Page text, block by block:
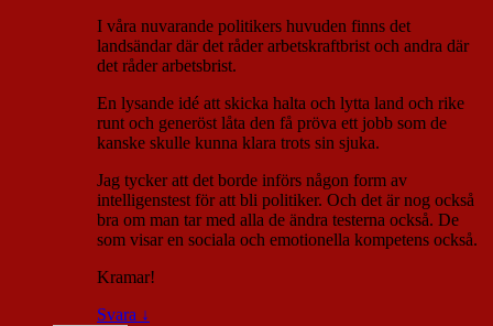
I våra nuvarande politikers huvuden finns det
landsändar där det råder arbetskraftbrist och andra där
det råder arbetsbrist.
En lysande idé att skicka halta och lytta land och rike
runt och generöst låta den få pröva ett jobb som de
kanske skulle kunna klara trots sin sjuka.
Jag tycker att det borde införs någon form av
intelligenstest för att bli politiker. Och det är nog också
bra om man tar med alla de ändra testerna också. De
som visar en sociala och emotionella kompetens också.
Kramar!
Svara ↓